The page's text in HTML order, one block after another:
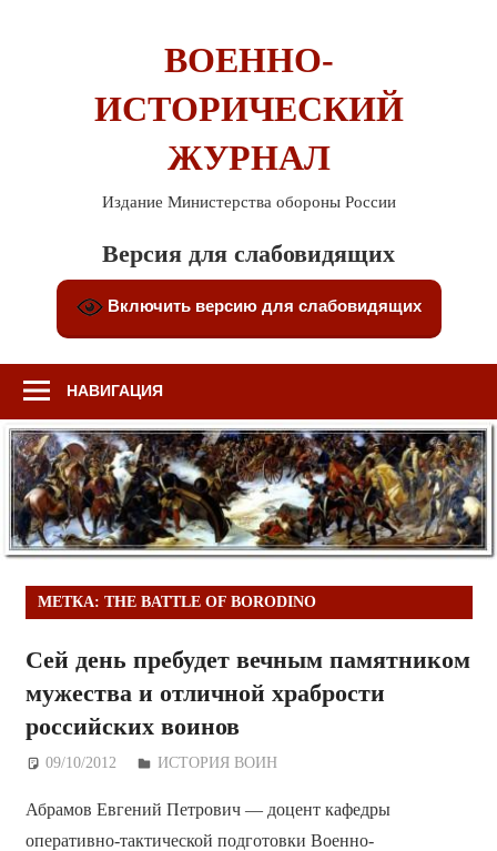
ВОЕННО-
ИСТОРИЧЕСКИЙ
ЖУРНАЛ
Издание Министерства обороны России
Версия для слабовидящих
Включить версию для слабовидящих
НАВИГАЦИЯ
МЕТКА: THE BATTLE OF BORODINO
Сей день пребудет вечным памятником
мужества и отличной храбрости
российских воинов
09/10/2012 Дежурный по Редакции
ИСТОРИЯ ВОИН
Абрамов Евгений Петрович — доцент кафедры
оперативно-тактической подготовки Военно-